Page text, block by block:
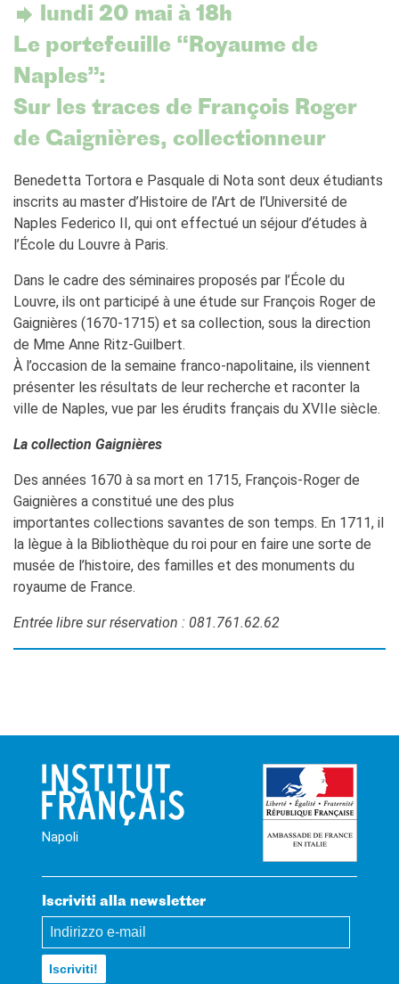
lundi 20 mai à 18h
Le portefeuille “Royaume de
Naples”:
Sur les traces de François Roger
de Gaignières, collectionneur
Benedetta Tortora e Pasquale di Nota sont deux étudiants
inscrits au master d’Histoire de l’Art de l’Université de
Naples Federico II, qui ont effectué un séjour d’études à
l’École du Louvre à Paris.
Dans le cadre des séminaires proposés par l’École du
Louvre, ils ont participé à une étude sur François Roger de
Gaignières (1670-1715) et sa collection, sous la direction
de Mme Anne Ritz-Guilbert.
À l’occasion de la semaine franco-napolitaine, ils viennent
présenter les résultats de leur recherche et raconter la
ville de Naples, vue par les érudits français du XVIIe siècle.
La collection Gaignières
Des années 1670 à sa mort en 1715, François-Roger de
Gaignières a constitué une des plus
importantes collections savantes de son temps. En 1711, il
la lègue à la Bibliothèque du roi pour en faire une sorte de
musée de l’histoire, des familles et des monuments du
royaume de France.
Entrée libre sur réservation : 081.761.62.62
Napoli
Iscriviti alla newsletter